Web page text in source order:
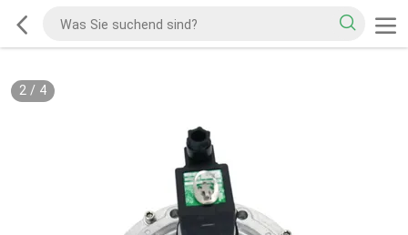
2/ 4